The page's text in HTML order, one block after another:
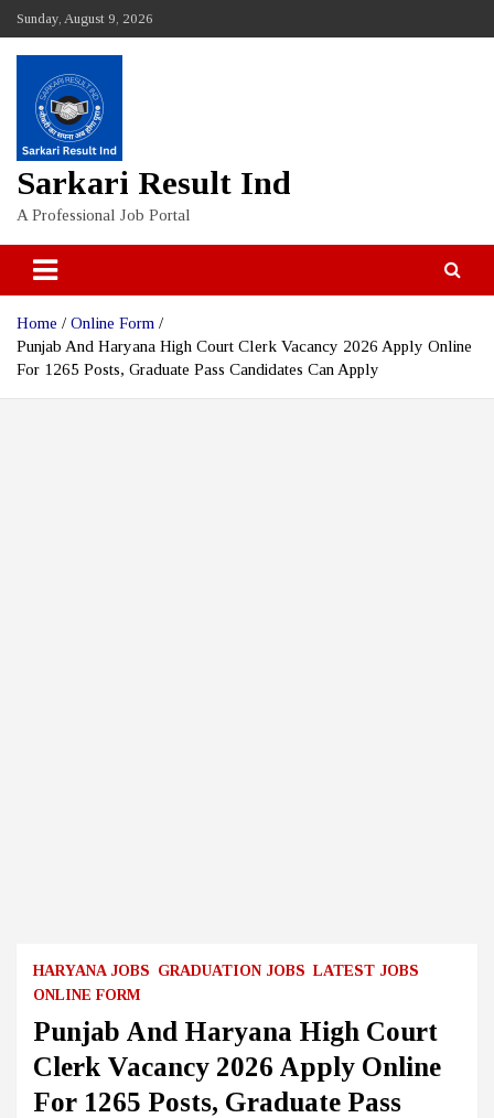
content
Sunday, August 9, 2026
Sarkari Result Ind
A Professional Job Portal
Home
Online Form
Punjab And Haryana High Court Clerk Vacancy 2026 Apply Online
For 1265 Posts, Graduate Pass Candidates Can Apply
HARYANA JOBS GRADUATION JOBS LATEST JOBS
ONLINE FORM
Punjab And Haryana High Court
Clerk Vacancy 2026 Apply Online
For 1265 Posts, Graduate Pass